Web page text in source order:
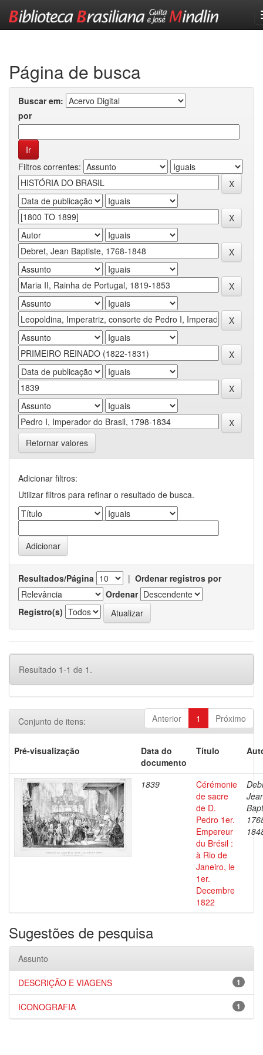
Página de busca
Buscar em:
por
Filtros correntes:
Retornar valores
Adicionar filtros:
Utilizar filtros para refinar o resultado de busca.
Resultados/Página | Ordenar registros por
Ordenar
Registro(s)
Resultado 1-1 de 1.
Anterior 1 Próximo
Conjunto de itens:
Pré-visualização
Data do
documento
Título
1839
Cérémonie
de sacre
de D.
Pedro 1er.
Empereur
du Brésil :
à Rio de
Janeiro, le
1er.
Decembre
1822
Sugestões de pesquisa
Assunto
1
DESCRIÇÃO E VIAGENS
1
ICONOGRAFIA